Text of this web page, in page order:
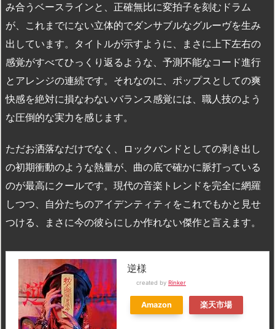
み合うベースラインと、正確無比に変拍子を刻むドラム
が、これまでにない立体的でダンサブルなグルーヴを生み
出しています。タイトルが示すように、まさに上下左右の
感覚がすべてひっくり返るような、予測不能なコード進行
とアレンジの連続です。それなのに、ポップスとしての爽
快感を絶対に損なわないバランス感覚には、職人技のよう
な圧倒的な実力を感じます。
ただお洒落なだけでなく、ロックバンドとしての剥き出し
の初期衝動のような熱量が、曲の底で確かに脈打っている
のが最高にクールです。現代の音楽トレンドを完全に網羅
しつつ、自分たちのアイデンティティをこれでもかと見せ
つける、まさに今の彼らにしか作れない傑作と言えます。
逆様
created by Rinker
Amazon 楽天市場